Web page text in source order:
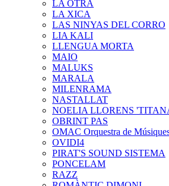
LA OTRA
LA XICA
LAS NINYAS DEL CORRO
LIA KALI
LLENGUA MORTA
MAIO
MALUKS
MARALA
MILENRAMA
NASTALLAT
NOELIA LLORENS
OBRINT PAS
OMAC Orquestra de
OVIDI4
PIRAT'S SOUND SISTEMA
PONCELAM
RAZZ